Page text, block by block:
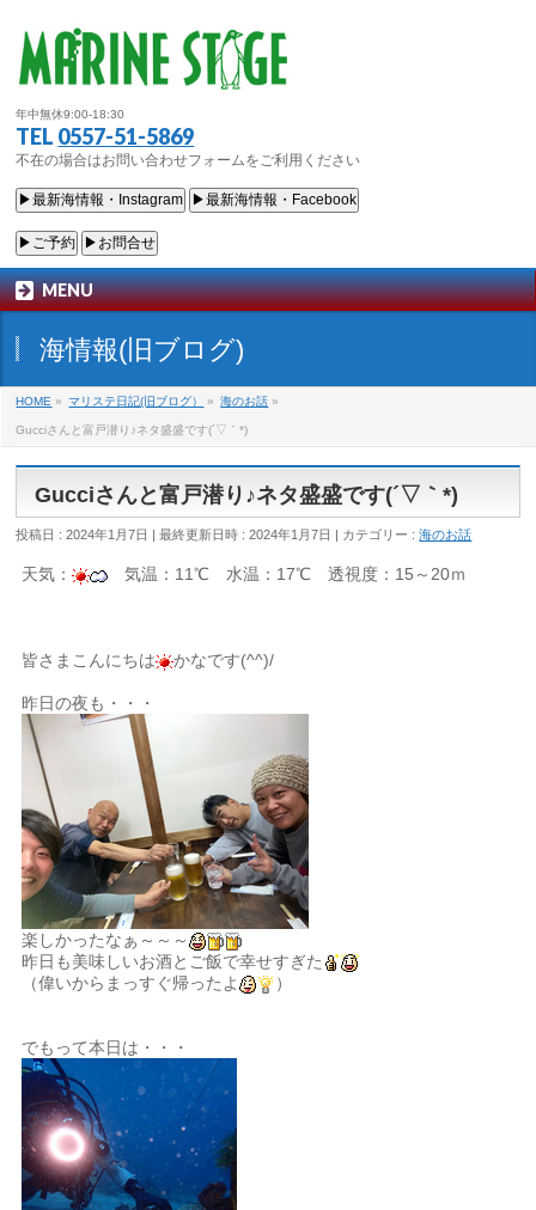
年中無休9:00-18:30
TEL 0557-51-5869
不在の場合はお問い合わせフォームをご利用ください
▶最新海情報・Instagram ▶最新海情報・Facebook
▶ご予約 ▶お問合せ
MENU
海情報(旧ブログ)
HOME » マリステ日記(旧ブログ） » 海のお話 »
Gucciさんと富戸潜り♪ネタ盛盛です(´▽｀*)
Gucciさんと富戸潜り♪ネタ盛盛です(´▽｀*)
投稿日 : 2024年1月7日 最終更新日時 : 2024年1月7日 カテゴリー :海のお話
天気： 気温：11℃ 水温：17℃ 透視度：15～20ｍ
皆さまこんにちは かなです(^^)/
昨日の夜も・・・
楽しかったなぁ～～～
昨日も美味しいお酒とご飯で幸せすぎた
（偉いからまっすぐ帰ったよ
）
でもって本日は・・・